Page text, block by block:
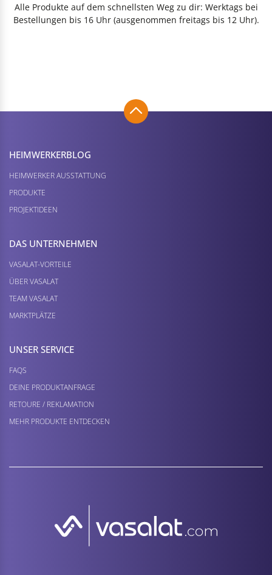
Alle Produkte auf dem schnellsten Weg zu dir: Werktags bei
Bestellungen bis 16 Uhr (ausgenommen freitags bis 12 Uhr).
HEIMWERKER­BLOG
HEIMWERKER AUSSTATTUNG
PRODUKTE
PROJEKTIDEEN
DAS UNTERNEHMEN
VASALAT-VORTEILE
ÜBER VASALAT
TEAM VASALAT
MARKTPLÄTZE
UNSER SERVICE
FAQS
DEINE PRODUKTANFRAGE
RETOURE / REKLAMATION
MEHR PRODUKTE ENTDECKEN